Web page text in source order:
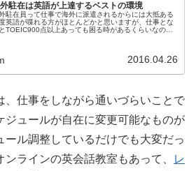
駐在は英語が上達するベストの環境
駐在員って仕事で海外に派遣されるからには大抵ある
英語が喋れる方がほとんどかと思いますが、仕事とな
TOEIC900点以上あっても困る時があるくらいなの
2016.04.26
、仕事をしながら通いづらいことで
ジュールが自在に変更可能なものが
ール調整しているだけでも大変だっ
ラインの英会話教室もあって、
レ